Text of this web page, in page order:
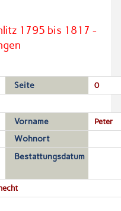
1795 bis 1817 -
Seite 0
Vorname Peter
Wohnort
Bestattungsdatum